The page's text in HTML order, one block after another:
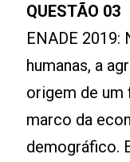
QUESTÃO 03
ENADE
humanas, a
origem de um
marco da
demográfico.